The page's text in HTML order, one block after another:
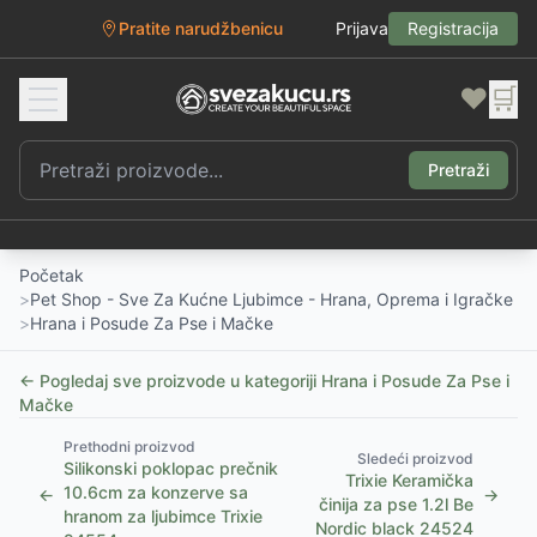
Pratite narudžbenicu Prijava Registracija
❤️ 🛒
Pretraži
Početak
>Pet Shop - Sve Za Kućne Ljubimce - Hrana, Oprema i Igračke
>Hrana i Posude Za Pse i Mačke
← Pogledaj sve proizvode u kategoriji Hrana i Posude Za Pse i
Mačke
←
Prethodni proizvod
Silikonski poklopac prečnik
10.6cm za konzerve sa
hranom za ljubimce Trixie
Sledeći proizvod
Trixie Keramička
činija za pse 1.2l Be
Nordic black 24524
→